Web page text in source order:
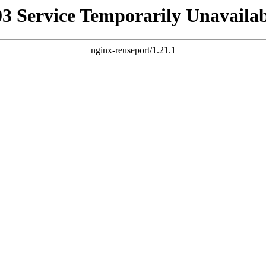
Service Temporarily
nginx-reuseport/1.21.1